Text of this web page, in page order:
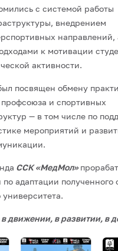
с системой работы
внедрением
направлений,
к мотивации
активности.
посвящен обмену
и спортивных
— в том числе по
мероприятий и
ССК «МедМол»
адаптации полученного
движении, в развитии, в